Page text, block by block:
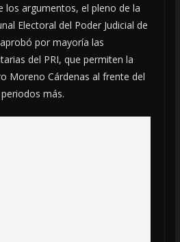
los argumentos, el pleno de la
Electoral del Poder Judicial de
por mayoría las
del PRI, que permiten la
Moreno Cárdenas al frente del
más.